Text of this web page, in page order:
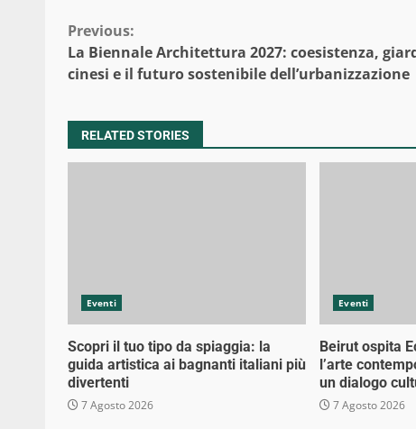
Continue
Reading
Previous:
La Biennale Architettura 2027: coesistenza,
cinesi e il futuro sostenibile dell’urbanizzazione
RELATED STORIES
Eventi
Scopri il tuo tipo da spiaggia: la
guida artistica ai bagnanti italiani più
divertenti
7 Agosto 2026
Eventi
Beirut ospita
l’arte
un dialogo
7 Agosto 2026